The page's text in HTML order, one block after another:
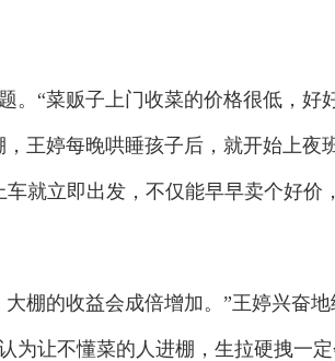
“菜贩子上门收菜的价格很低，好
王婷每晚哄睡孩子后，就开始上夜
就立即出发，不仅能早早卖个好价
的收益会成倍增加。”王婷兴奋地
为让不懂菜的人进棚，生拉硬拽一